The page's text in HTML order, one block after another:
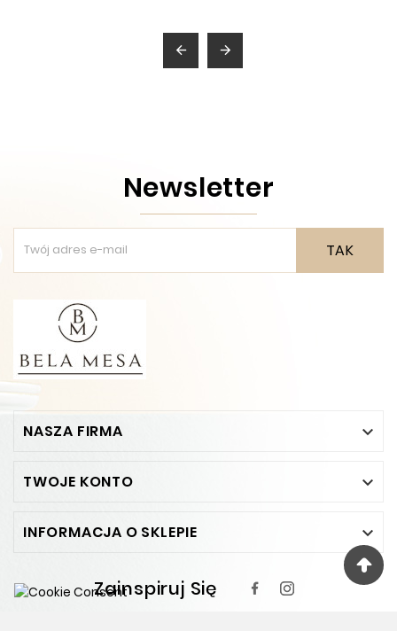
 
Newsletter
TAK
NASZA FIRMA 
TWOJE KONTO 
INFORMACJA O SKLEPIE 
Zainspiruj Się